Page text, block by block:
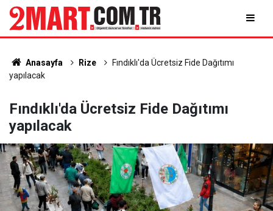
Anasayfa Rize
Fındıklı'da Ücretsiz Fide Dağıtımı
yapılacak
Fındıklı'da Ücretsiz Fide Dağıtımı
yapılacak